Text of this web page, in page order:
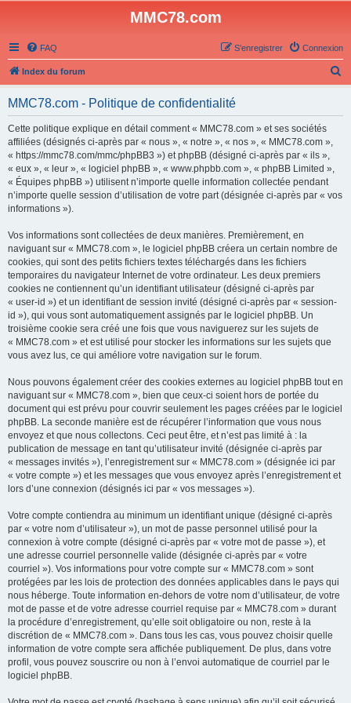
MMC78.com
FAQ Connexion
S’enregistrer
Index du forum
MMC78.com - Politique de confidentialité
Cette politique explique en détail comment « MMC78.com » et ses sociétés
affiliées (désignés ci-après par « nous », « notre », « nos », « MMC78.com »,
« https://mmc78.com/mmc/phpBB3 ») et phpBB (désigné ci-après par « ils »,
« eux », « leur », « logiciel phpBB », « www.phpbb.com », « phpBB Limited »,
« Équipes phpBB ») utilisent n’importe quelle information collectée pendant
n’importe quelle session d’utilisation de votre part (désignée ci-après par « vos
informations »).
Vos informations sont collectées de deux manières. Premièrement, en
naviguant sur « MMC78.com », le logiciel phpBB créera un certain nombre de
cookies, qui sont des petits fichiers textes téléchargés dans les fichiers
temporaires du navigateur Internet de votre ordinateur. Les deux premiers
cookies ne contiennent qu’un identifiant utilisateur (désigné ci-après par
« user-id ») et un identifiant de session invité (désigné ci-après par « session-
id »), qui vous sont automatiquement assignés par le logiciel phpBB. Un
troisième cookie sera créé une fois que vous naviguerez sur les sujets de
« MMC78.com » et est utilisé pour stocker les informations sur les sujets que
vous avez lus, ce qui améliore votre navigation sur le forum.
Nous pouvons également créer des cookies externes au logiciel phpBB tout en
naviguant sur « MMC78.com », bien que ceux-ci soient hors de portée du
document qui est prévu pour couvrir seulement les pages créées par le logiciel
phpBB. La seconde manière est de récupérer l’information que vous nous
envoyez et que nous collectons. Ceci peut être, et n’est pas limité à : la
publication de message en tant qu’utilisateur invité (désignée ci-après par
« messages invités »), l’enregistrement sur « MMC78.com » (désignée ici par
« votre compte ») et les messages que vous envoyez après l’enregistrement et
lors d’une connexion (désignés ici par « vos messages »).
Votre compte contiendra au minimum un identifiant unique (désigné ci-après
par « votre nom d’utilisateur »), un mot de passe personnel utilisé pour la
connexion à votre compte (désigné ci-après par « votre mot de passe »), et
une adresse courriel personnelle valide (désignée ci-après par « votre
courriel »). Vos informations pour votre compte sur « MMC78.com » sont
protégées par les lois de protection des données applicables dans le pays qui
nous héberge. Toute information en-dehors de votre nom d’utilisateur, de votre
mot de passe et de votre adresse courriel requise par « MMC78.com » durant
la procédure d’enregistrement, qu’elle soit obligatoire ou non, reste à la
discrétion de « MMC78.com ». Dans tous les cas, vous pouvez choisir quelle
information de votre compte sera affichée publiquement. De plus, dans votre
profil, vous pouvez souscrire ou non à l’envoi automatique de courriel par le
logiciel phpBB.